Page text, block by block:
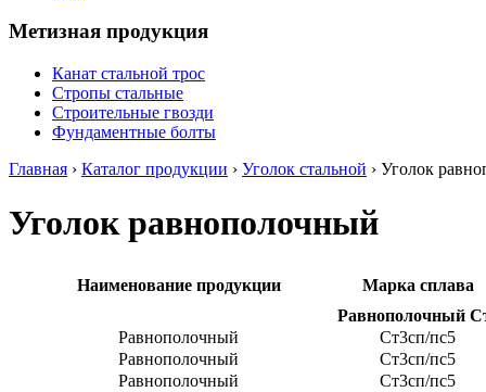
Метизная продукция
Канат стальной трос
Стропы стальные
Строительные гвозди
Фундаментные болты
Главная › Каталог продукции › Уголок стальной › Уголок
Уголок равнополочный
Наименование продукции
Марка сплава
Равнополочный
Равнополочный
Ст3сп/пс5
Равнополочный
Ст3сп/пс5
Равнополочный
Ст3сп/пс5